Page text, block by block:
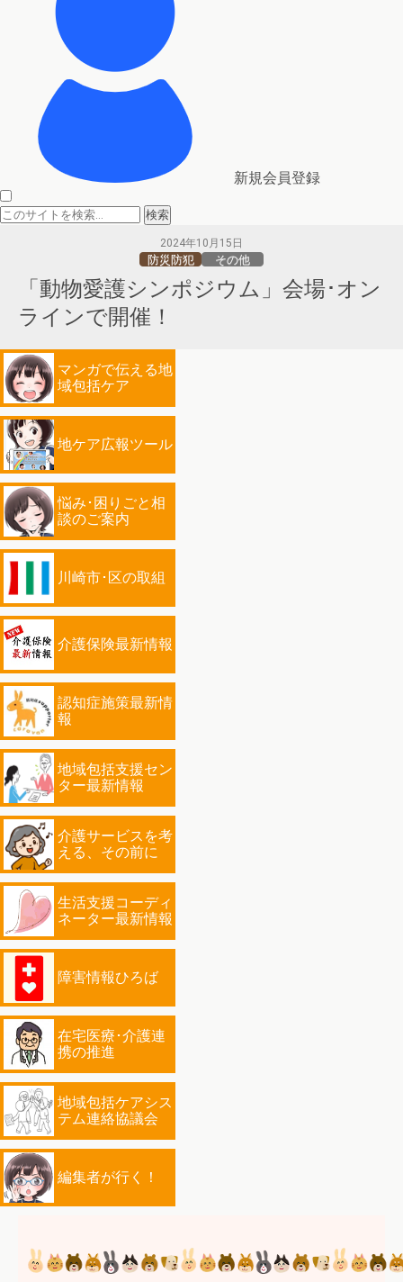
新規会員登録
2024年10月15日
防災防犯 その他
「動物愛護シンポジウム」会場･オン
ラインで開催！
マンガで伝える地
域包括ケア
地ケア広報ツール
悩み･困りごと相
談のご案内
川崎市･区の取組
介護保険最新情報
認知症施策最新情
報
地域包括支援セン
ター最新情報
介護サービスを考
える、その前に
生活支援コーディ
ネーター最新情報
障害情報ひろば
在宅医療･介護連
携の推進
地域包括ケアシス
テム連絡協議会
編集者が行く！